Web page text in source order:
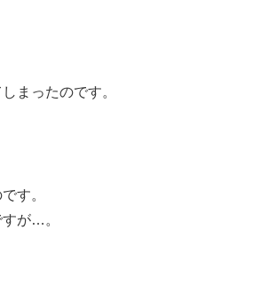
まったのです。
す。
が…。